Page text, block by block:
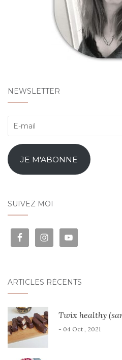
NEWSLETTER
E-
JE M'ABONNE
SUIVEZ MOI
ARTICLES RÉCENTS
Twix healthy
- 04 Oct , 2021